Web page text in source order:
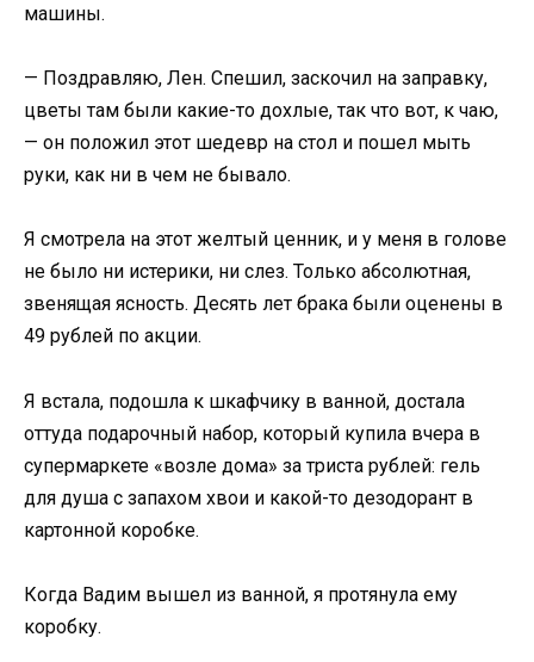
машины.
— Поздравляю, Лен. Спешил, заскочил на заправку,
цветы там были какие-то дохлые, так что вот, к чаю,
— он положил этот шедевр на стол и пошел мыть
руки, как ни в чем не бывало.
Я смотрела на этот желтый ценник, и у меня в голове
не было ни истерики, ни слез. Только абсолютная,
звенящая ясность. Десять лет брака были оценены в
49 рублей по акции.
Я встала, подошла к шкафчику в ванной, достала
оттуда подарочный набор, который купила вчера в
супермаркете «возле дома» за триста рублей: гель
для душа с запахом хвои и какой-то дезодорант в
картонной коробке.
Когда Вадим вышел из ванной, я протянула ему
коробку.